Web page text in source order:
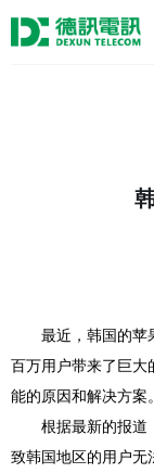
最近，韩国的苹
百万用户带来了巨大
能的原因和解决方案。
根据最新的报道
致韩国地区的用户无